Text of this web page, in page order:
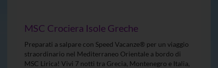
MSC Crociera Isole Greche
Preparati a salpare con Speed Vacanze® per un viaggio
straordinario nel Mediterraneo Orientale a bordo di
MSC Lirica! Vivi 7 notti tra Grecia, Montenegro e Italia,